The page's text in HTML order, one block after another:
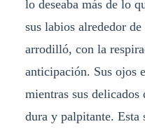
lo deseaba más de lo
sus labios alrededor
arrodilló, con la
anticipación. Sus ojos
mientras sus delicados
dura y palpitante. Esta